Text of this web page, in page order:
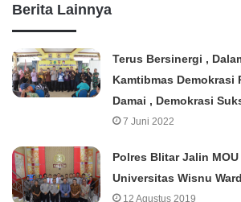
Berita Lainnya
Terus Bersinergi ,
Kamtibmas Demokrasi
Damai , Demokrasi
7 Juni 2022
Polres Blitar Jalin MOU
Universitas Wisnu
12 Agustus 2019